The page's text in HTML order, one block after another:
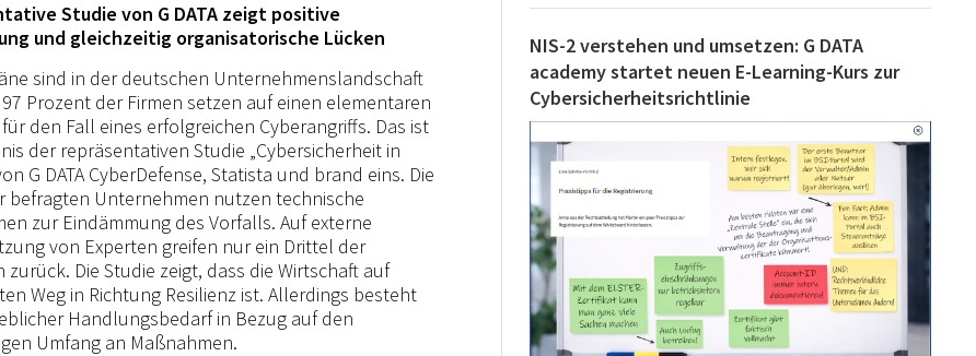
Studie von G DATA zeigt positive
und gleichzeitig organisatorische Lücken
sind in der deutschen Unternehmenslandschaft
Prozent der Firmen setzen auf einen elementaren
den Fall eines erfolgreichen Cyberangriffs. Das ist
der repräsentativen Studie „Cybersicherheit in
G DATA CyberDefense, Statista und brand eins. Die
befragten Unternehmen nutzen technische
zur Eindämmung des Vorfalls. Auf externe
von Experten greifen nur ein Drittel der
zurück. Die Studie zeigt, dass die Wirtschaft auf
Weg in Richtung Resilienz ist. Allerdings besteht
Handlungsbedarf in Bezug auf den
Umfang an Maßnahmen.
NIS-2 verstehen und umsetzen: G DATA
academy startet neuen E-Learning-Kurs zur
Cybersicherheitsrichtlinie